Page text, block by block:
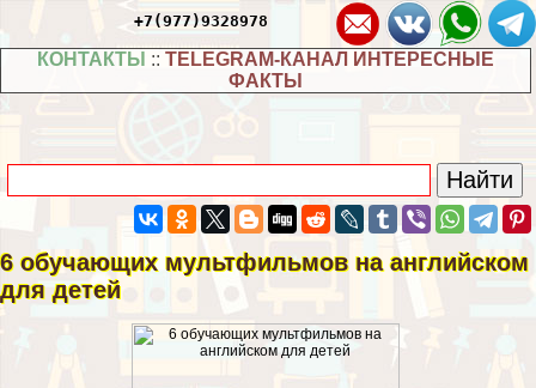
+7(977)9328978
КОНТАКТЫ :: TELEGRAM-КАНАЛ ИНТЕРЕСНЫЕ
ФАКТЫ
6 обучающих мультфильмов на английском
для детей